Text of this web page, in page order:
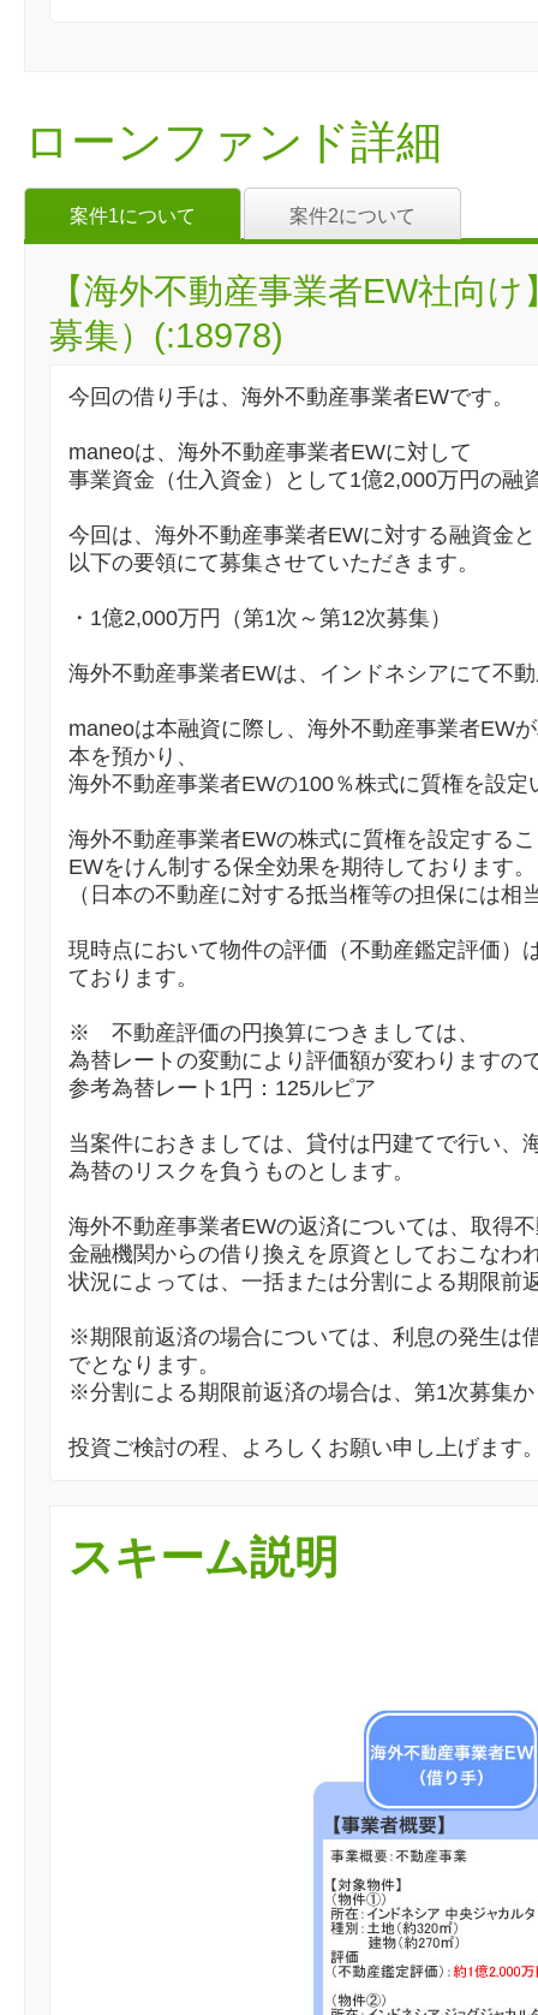
ローンファンド詳細
案件1について 案件2について
【海外不動産事業者EW社向
募集）(:18978)
今回の借り手は、海外不動産事業者EWです。
maneoは、海外不動産事業者EWに対して
事業資金（仕入資金）として1億2,000万円の融
今回は、海外不動産事業者EWに対する融資金
以下の要領にて募集させていただきます。
・1億2,000万円（第1次～第12次募集）
海外不動産事業者EWは、インドネシアにて不
maneoは本融資に際し、海外不動産事業者EW
本を預かり、
海外不動産事業者EWの100％株式に質権を設定
海外不動産事業者EWの株式に質権を設定する
EWをけん制する保全効果を期待しております。
（日本の不動産に対する抵当権等の担保には相
現時点において物件の評価（不動産鑑定評価）
ております。
※ 不動産評価の円換算につきましては、
為替レートの変動により評価額が変わりますの
参考為替レート1円：125ルピア
当案件におきましては、貸付は円建てで行い、
為替のリスクを負うものとします。
海外不動産事業者EWの返済については、取得
金融機関からの借り換えを原資としておこなわ
状況によっては、一括または分割による期限前
※期限前返済の場合については、利息の発生は
でとなります。
※分割による期限前返済の場合は、第1次募集
投資ご検討の程、よろしくお願い申し上げます
スキーム説明